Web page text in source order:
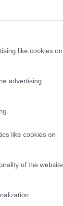
like cookies on
advertising
like cookies on
of the website